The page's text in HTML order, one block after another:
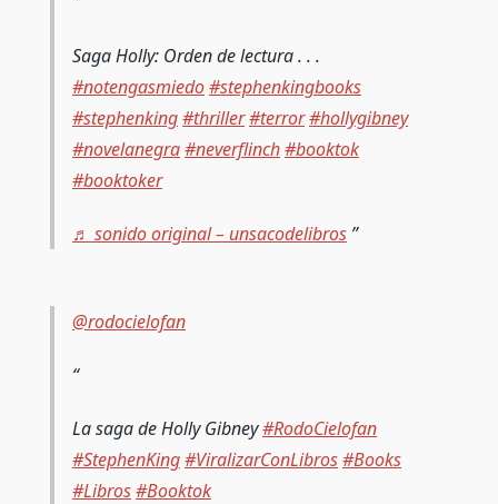
Saga Holly: Orden de lectura . . .
#notengasmiedo#stephenkingbooks
#stephenking#thriller#terror#hollygibney
#novelanegra#neverflinch#booktok
#booktoker
♬ sonido original – unsacodelibros
@rodocielofan
La saga de Holly Gibney#RodoCielofan
#StephenKing#ViralizarConLibros#Books
#Libros#Booktok